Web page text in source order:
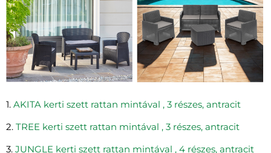
1. AKITA kerti szett rattan mintával , 3 részes, antracit
2. TREE kerti szett rattan mintával , 3 részes, antracit
3. JUNGLE kerti szett rattan mintával , 4 részes, antracit